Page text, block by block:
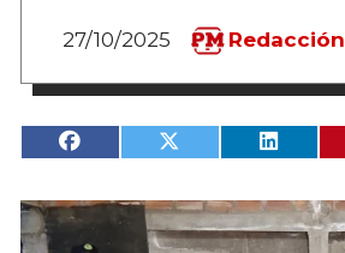
27/10/2025 Redacción